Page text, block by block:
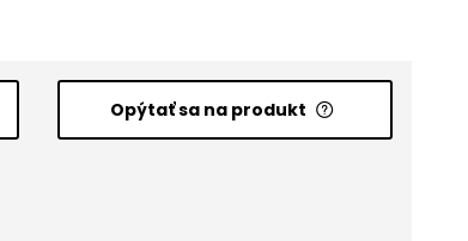
Opýtať sa na produkt